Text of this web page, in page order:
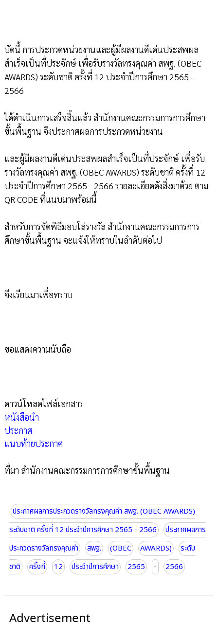
บัดนี้ การประกวดหน่วยงานและผู้มีผลงานดีเด่นประสพผล
สำเร็จเป็นที่ประจักษ์ เพื่อรับรางวัลทรงคุณค่า สพฐ. (OBEC
AWARDS) ระดับชาติ ครั้งที่ 12 ประจำปีการศึกษา 2565 -
2566
ได้ดำเนินการเสร็จสิ้นแล้ว สำนักงานคณะกรรมการการศึกษา
ขั้นพื้นฐาน จึงประกาศผลการประกวดหน่วยงาน
และผู้มีผลงานดีเด่นประสพผลสำเร็จเป็นที่ประจักษ์ เพื่อรับ
รางวัลทรงคุณค่า สพฐ. (OBEC AWARDS) ระดับชาติ ครั้งที่ 12
ประจำปีการศึกษา 2565 - 2566 รายละเอียดดังสิ่งมาด้วย ตาม
QR CODE ที่แนบมาพร้อมนี้
สำหรับการจัดพิธีมอบโล่รางวัล สำนักงานคณะกรรมการการ
ศึกษาขั้นพื้นฐาน จะแจ้งให้ทราบในลำดับต่อไป
จึงเรียนมาเพื่อทราบ
ขอแสดงความนับถือ
ดาวน์โหลดไฟล์เอกสาร
หนังสือนำ
ประกาศ
แนบท้ายประกาศ
ที่มา สำนักงานคณะกรรมการการศึกษาขั้นพื้นฐาน
ประกาศผลการประกวดรางวัลทรงคุณค่า สพฐ. (OBEC AWARDS)
ระดับชาติ ครั้งที่ 12 ประจำปีการศึกษา 2565 - 2566
ประกาศผลการ
ประกวดรางวัลทรงคุณค่า
สพฐ. (OBEC AWARDS)
ระดับ
ชาติ
ครั้งที่ 12 ประจำปีการศึกษา 2565 - 2566
Advertisement